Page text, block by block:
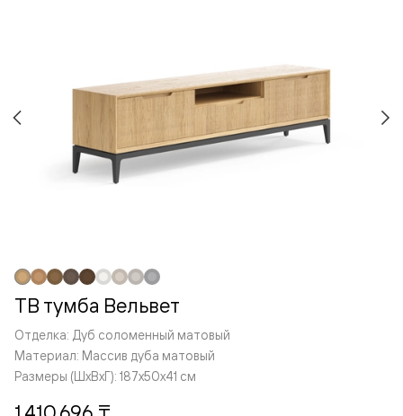
ТВ тумба Вельвет
Отделка: Дуб соломенный матовый
Материал: Массив дуба матовый
Размеры (ШxВxГ): 187x50x41 см